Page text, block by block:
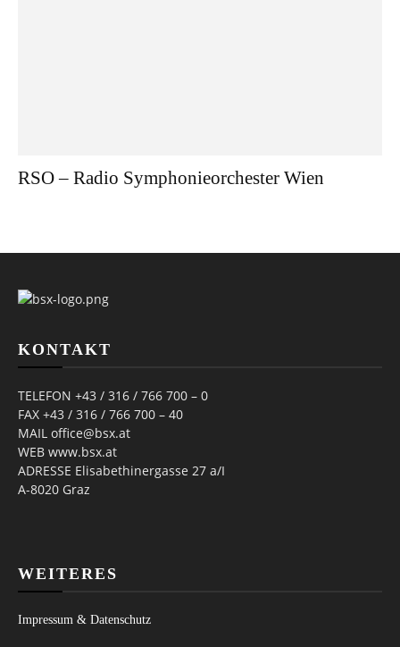
RSO – Radio Symphonieorchester Wien
KONTAKT
TELEFON +43 / 316 / 766 700 – 0
FAX +43 / 316 / 766 700 – 40
MAIL office@bsx.at
WEB www.bsx.at
ADRESSE Elisabethinergasse 27 a/I
A-8020 Graz
WEITERES
Impressum & Datenschutz